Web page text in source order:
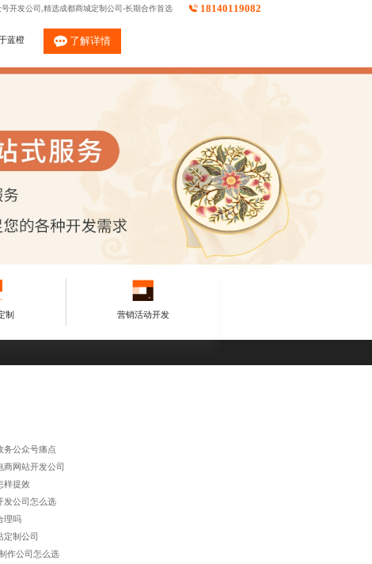
开发公司,精选成都商城定制公司-长期合作首选 18140119082
蓝橙 了解详情
制 营销活动开发
务公众号痛点
网站开发公司
样提效
发公司怎么选
理吗
制公司
作公司怎么选